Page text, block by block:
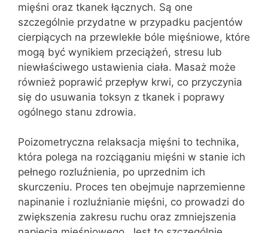
mięśni oraz tkanek łącznych. Są one
szczególnie przydatne w przypadku pacjentów
cierpiących na przewlekłe bóle mięśniowe, które
mogą być wynikiem przeciążeń, stresu lub
niewłaściwego ustawienia ciała. Masaż może
również poprawić przepływ krwi, co przyczynia
się do usuwania toksyn z tkanek i poprawy
ogólnego stanu zdrowia.
Poizometryczna relaksacja mięśni to technika,
która polega na rozciąganiu mięśni w stanie ich
pełnego rozluźnienia, po uprzednim ich
skurczeniu. Proces ten obejmuje naprzemienne
napinanie i rozluźnianie mięśni, co prowadzi do
zwiększenia zakresu ruchu oraz zmniejszenia